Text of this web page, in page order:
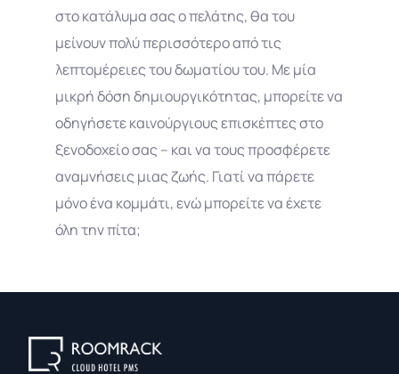
στο κατάλυμα σας ο πελάτης, θα του
μείνουν πολύ περισσότερο από τις
λεπτομέρειες του δωματίου του. Με μία
μικρή δόση δημιουργικότητας, μπορείτε να
οδηγήσετε καινούργιους επισκέπτες στο
ξενοδοχείο σας – και να τους προσφέρετε
αναμνήσεις μιας ζωής. Γιατί να πάρετε
μόνο ένα κομμάτι, ενώ μπορείτε να έχετε
όλη την πίτα;